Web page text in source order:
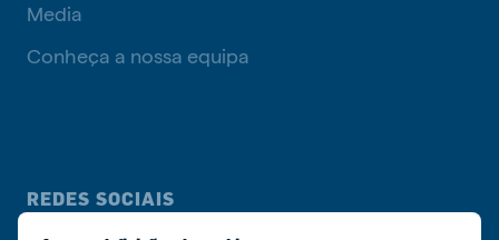
Media
Conheça a nossa equipa
REDES SOCIAIS